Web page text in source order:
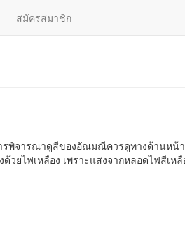
สมัครสมาชิก
ารพิจารณาดูสีของอัณมณีควรดูทางด้านห
ยไฟเหลือง เพราะแสงจากหลอดไฟสีเหลื